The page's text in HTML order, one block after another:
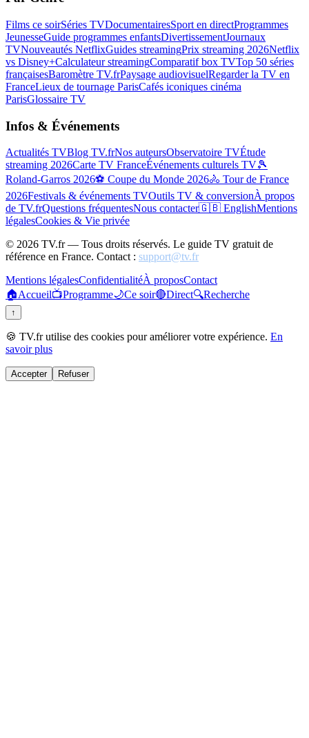
Films ce soirSéries TVDocumentairesSport en directProgrammes
JeunesseGuide programmes enfantsDivertissementJournaux
TVNouveautés NetflixGuides streamingPrix streaming 2026Netflix
vs Disney+Calculateur streamingComparatif box TVTop 50 séries
françaisesBaromètre TV.frPaysage audiovisuelRegarder la TV en
FranceLieux de tournage ParisCafés iconiques cinéma
ParisGlossaire TV
Infos & Événements
Actualités TVBlog TV.frNos auteursObservatoire TVÉtude
streaming 2026Carte TV FranceÉvénements culturels TV🎾
Roland-Garros 2026⚽ Coupe du Monde 2026🚴 Tour de France
2026Festivals & événements TVOutils TV & conversionÀ propos
de TV.frQuestions fréquentesNous contacter🇬🇧 EnglishMentions
légalesCookies & Vie privée
© 2026 TV.fr — Tous droits réservés. Le guide TV gratuit de
référence en France. Contact : support@tv.fr
Mentions légalesConfidentialitéÀ proposContact
🏠Accueil📺Programme🌙Ce soir🔴Direct🔍Recherche
↑
🍪 TV.fr utilise des cookies pour améliorer votre expérience. En
savoir plus
Accepter Refuser